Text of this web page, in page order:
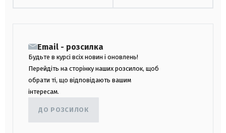
Email - розсилка
Будьте в курсі всіх новин і оновлень!
Перейдіть на сторінку наших розсилок, щоб
обрати ті, що відповідають вашим
інтересам.
ДО РОЗСИЛОК